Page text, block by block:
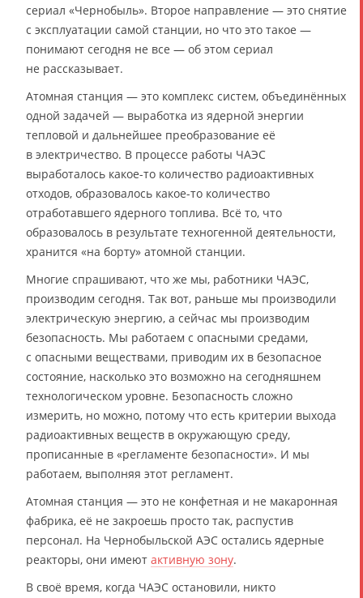
сериал «Чернобыль». Второе направление — это снятие
с эксплуатации самой станции, но что это такое —
понимают сегодня не все — об этом сериал
не рассказывает.
Атомная станция — это комплекс систем, объединённых
одной задачей — выработка из ядерной энергии
тепловой и дальнейшее преобразование её
в электричество. В процессе работы ЧАЭС
выработалось какое-то количество радиоактивных
отходов, образовалось какое-то количество
отработавшего ядерного топлива. Всё то, что
образовалось в результате техногенной деятельности,
хранится «на борту» атомной станции.
Многие спрашивают, что же мы, работники ЧАЭС,
производим сегодня. Так вот, раньше мы производили
электрическую энергию, а сейчас мы производим
безопасность. Мы работаем с опасными средами,
с опасными веществами, приводим их в безопасное
состояние, насколько это возможно на сегодняшнем
технологическом уровне. Безопасность сложно
измерить, но можно, потому что есть критерии выхода
радиоактивных веществ в окружающую среду,
прописанные в «регламенте безопасности». И мы
работаем, выполняя этот регламент.
Атомная станция — это не конфетная и не макаронная
фабрика, её не закроешь просто так, распустив
персонал. На Чернобыльской АЭС остались ядерные
реакторы, они имеют активную зону.
В своё время, когда ЧАЭС остановили, никто